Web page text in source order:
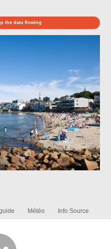
the data flowing
Météo Info Source